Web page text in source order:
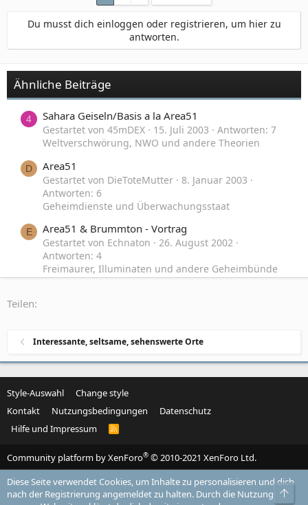
Du musst dich einloggen oder registrieren, um hier zu
antworten.
Ähnliche Beiträge
4 Sahara Geiseln/Basis a la Area51
Gestartet von 45mDEX 15. Juli 2003
Antworten: 7
Weltverschwörung, NWO und andere Theorien
D Area51
Gestartet von DieToteMutter
8. Januar 2003
Antworten: 6
Geheimdienste und Überwachungsstaat
E Area51 & Brummton - Vortrag
Gestartet von Echnaton
26. August 2002
Antworten: 4
Freimaurer, Illuminaten und andere Geheimbünde
Teilen:
Interessante, seltsame, sehenswerte Orte
Style-Auswahl
Change style
Kontakt
Nutzungsbedingungen
Datenschutz
Hilfe und Impressum
R
Community platform by XenForo® © 2010-2021 XenForo Ltd.
Diese Seite verwendet Cookies, um Inhalte zu personalisieren und dich
nach der Registrierung angemeldet zu halten. Durch die Nutzung